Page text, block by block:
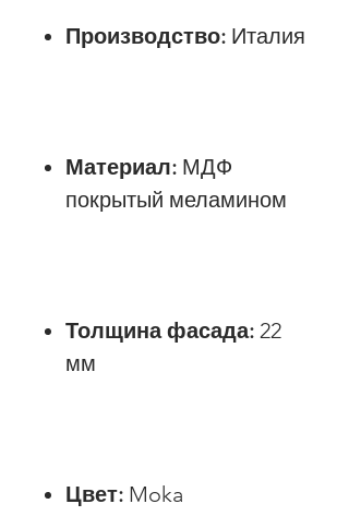
Производство: Италия
Материал: МДФ
покрытый меламином
Толщина фасада: 22
мм
Цвет: Moka